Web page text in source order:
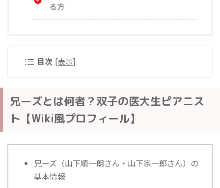
る方
目次 [表示]
兄ーズとは何者？双子の医大生ピアニス
ト【Wiki風プロフィール】
兄ーズ（山下順一朗さん・山下宗一郎さん）の
基本情報